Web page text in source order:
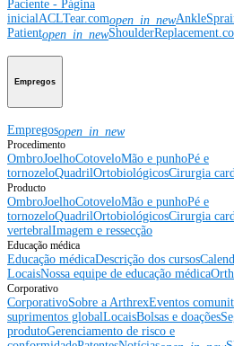
Paciente - Página
inicialACLTear.comopen_in_new
Patientopen_in_new
Empregos
Empregosopen_in_new
Procedimento
OmbroJoelhoCotoveloMão e punhoPé e
tornozeloQuadrilOrtobiológicosCirurgia
Producto
OmbroJoelhoCotoveloMão e punhoPé e
tornozeloQuadrilOrtobiológicosCirurgia
vertebralImagem e ressecção
Educação médica
Educação médicaDescrição dos cursos
LocaisNossa equipe de educação médica
Corporativo
CorporativoSobre a ArthrexEventos
suprimentos globalLocaisBolsas e doações
produtoGerenciamento de risco e